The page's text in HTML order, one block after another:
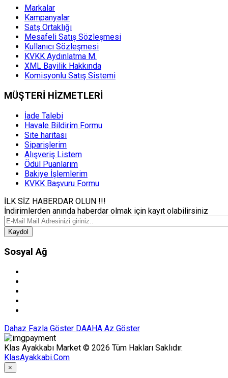
Markalar
Kampanyalar
Satş Ortaklığı
Mesafeli Satış Sözleşmesi
Kullanıcı Sözleşmesi
KVKK Aydınlatma M.
XML Bayilik Hakkında
Komisyonlu Satış Sistemi
MÜŞTERİ HİZMETLERİ
İade Talebi
Havale Bildirim Formu
Site haritası
Siparişlerim
Alışveriş Listem
Ödül Puanlarım
Bakiye İşlemlerim
KVKK Başvuru Formu
İLK SİZ HABERDAR OLUN !!!
İndirimlerden anında haberdar olmak için kayıt olabilirsiniz
Kaydol
Sosyal Ağ
Dahaz Fazla Göster DAAHA Az Göster
Klas Ayakkabı Market © 2026 Tüm Hakları Saklıdır.
KlasAyakkabi.Com
×